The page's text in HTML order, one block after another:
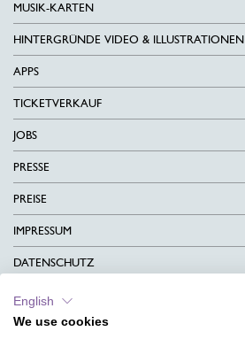
MUSIK-KARTEN
HINTERGRÜNDE VIDEO & ILLUSTRATIONEN
APPS
TICKETVERKAUF
JOBS
PRESSE
PREISE
IMPRESSUM
DATENSCHUTZ
KONTAKT
AGB
English
We use cookies